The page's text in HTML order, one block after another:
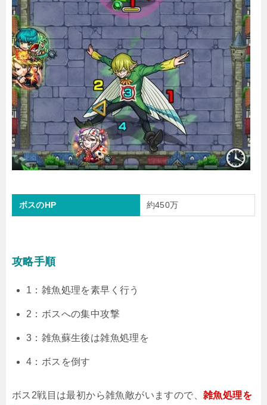
ボスのHP 約450万
攻略手順
1：雑魚処理を素早く行う
2：ボスへの集中攻撃
3：雑魚蘇生後は雑魚処理を
4：ボスを倒す
ボス2戦目は最初から雑魚敵がいますので、 雑魚処理を